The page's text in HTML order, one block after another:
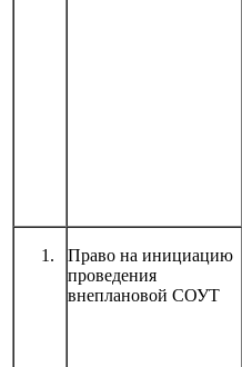
Право на инициацию
проведения
внеплановой СОУТ